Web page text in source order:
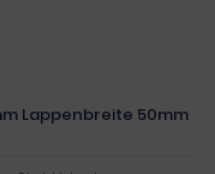
Lappenbreite 50mm